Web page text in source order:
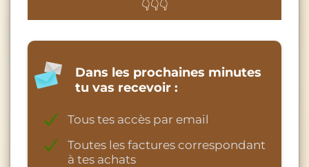
👇👇👇
Dans les prochaines minutes
tu vas recevoir :
Tous tes accès par email
Toutes les factures correspondant
à tes achats